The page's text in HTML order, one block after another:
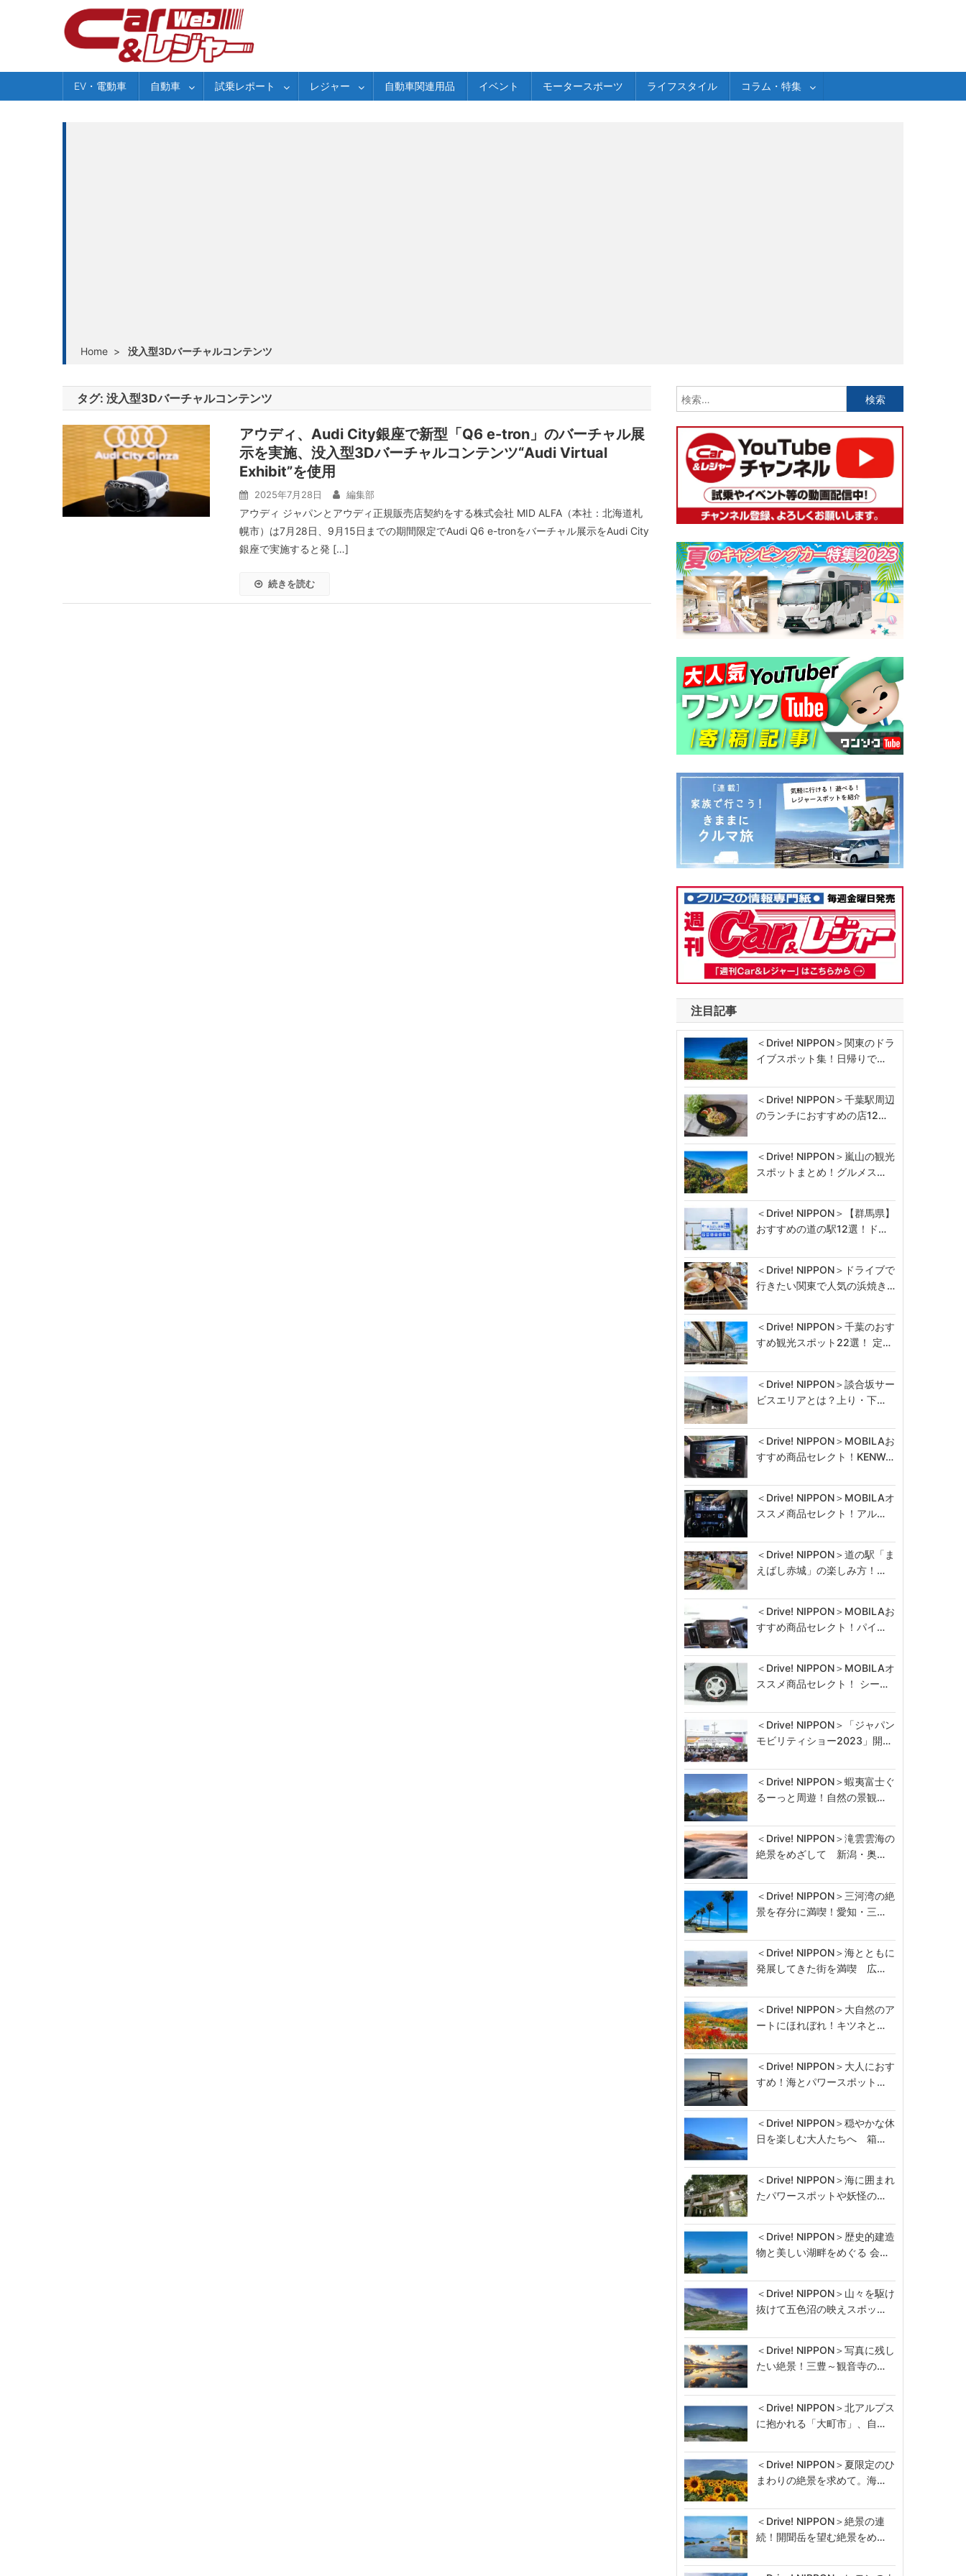
EV・電動車 自動車 試乗レポート レジャー 自動車関連用品 イベント モータースポーツ ライフスタイル コラム・特集
Home > 没入型3Dバーチャルコンテンツ
タグ: 没入型3Dバーチャルコンテンツ
アウディ、Audi City銀座で新型「Q6 e-tron」のバーチャル展
示を実施、没入型3Dバーチャルコンテンツ“Audi Virtual
Exhibit”を使用
2025年7月28日 編集部
アウディ ジャパンとアウディ正規販売店契約をする株式会社 MID ALFA（本社：北海道札
幌市）は7月28日、9月15日までの期間限定でAudi Q6 e-tronをバーチャル展示をAudi City
銀座で実施すると発 […]
続きを読む
索:
注目記事
＜Drive! NIPPON＞関東のドラ
イブスポット集！日帰りで…
＜Drive! NIPPON＞千葉駅周辺
のランチにおすすめの店12…
＜Drive! NIPPON＞嵐山の観光
スポットまとめ！グルメス…
＜Drive! NIPPON＞【群馬県】
おすすめの道の駅12選！ド…
＜Drive! NIPPON＞ドライブで
行きたい関東で人気の浜焼き…
＜Drive! NIPPON＞千葉のおす
すめ観光スポット22選！ 定…
＜Drive! NIPPON＞談合坂サー
ビスエリアとは？上り・下…
＜Drive! NIPPON＞MOBILAお
すすめ商品セレクト！KENW…
＜Drive! NIPPON＞MOBILAオ
ススメ商品セレクト！アル…
＜Drive! NIPPON＞道の駅「ま
えばし赤城」の楽しみ方！…
＜Drive! NIPPON＞MOBILAお
すすめ商品セレクト！パイ…
＜Drive! NIPPON＞MOBILAオ
ススメ商品セレクト！ シー…
＜Drive! NIPPON＞「ジャパン
モビリティショー2023」開…
＜Drive! NIPPON＞蝦夷富士ぐ
るーっと周遊！自然の景観…
＜Drive! NIPPON＞滝雲雲海の
絶景をめざして 新潟・奥…
＜Drive! NIPPON＞三河湾の絶
景を存分に満喫！愛知・三…
＜Drive! NIPPON＞海とともに
発展してきた街を満喫 広…
＜Drive! NIPPON＞大自然のア
ートにほれぼれ！キツネと…
＜Drive! NIPPON＞大人におす
すめ！海とパワースポット…
＜Drive! NIPPON＞穏やかな休
日を楽しむ大人たちへ 箱…
＜Drive! NIPPON＞海に囲まれ
たパワースポットや妖怪の…
＜Drive! NIPPON＞歴史的建造
物と美しい湖畔をめぐる 会…
＜Drive! NIPPON＞山々を駆け
抜けて五色沼の映えスポッ…
＜Drive! NIPPON＞写真に残し
たい絶景！三豊～観音寺の…
＜Drive! NIPPON＞北アルプス
に抱かれる「大町市」、自…
＜Drive! NIPPON＞夏限定のひ
まわりの絶景を求めて。海…
＜Drive! NIPPON＞絶景の連
続！開聞岳を望む絶景をめ…